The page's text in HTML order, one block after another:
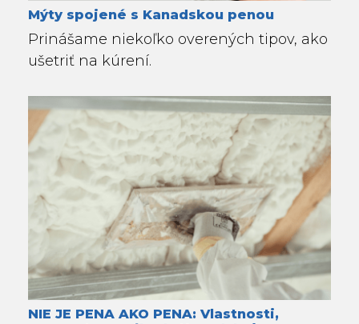
Mýty spojené s Kanadskou penou
Prinášame niekoľko overených tipov, ako
ušetriť na kúrení.
NIE JE PENA AKO PENA: Vlastnosti,